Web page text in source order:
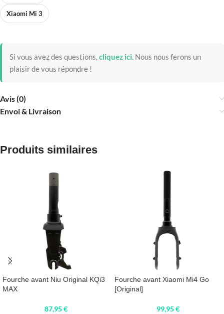
Xiaomi Mi 3
Si vous avez des questions,cliquez ici. Nous nous ferons un
plaisir de vous répondre !
Avis (0)
Envoi & Livraison
Produits similaires
Fourche avant Niu Original KQi3
MAX
87,95€
Fourche avant Xiaomi Mi4 Go
[Original]
99,95€